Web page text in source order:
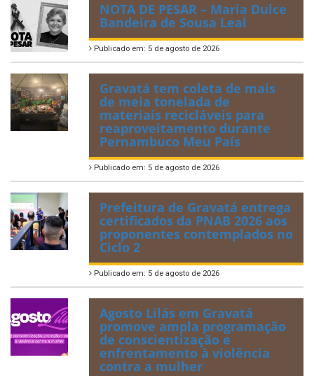
NOTA DE PESAR – Maria Dulce
Bandeira de Sousa Leal
Publicado em: 5 de agosto de 2026
Gravatá tem coleta de mais
de meia tonelada de
materiais recicláveis para
reaproveitamento durante
Pernambuco Meu País
Publicado em: 5 de agosto de 2026
Prefeitura de Gravatá entrega
certificados da PNAB 2026 aos
proponentes contemplados no
Ciclo 2
Publicado em: 5 de agosto de 2026
Agosto Lilás em Gravatá
promove ampla programação
de conscientização e
enfrentamento à violência
contra a mulher